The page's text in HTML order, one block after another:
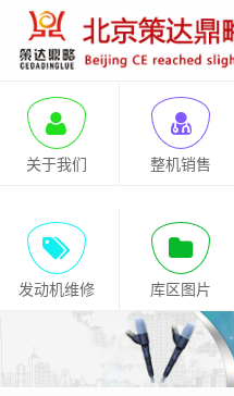
关于我们 整机销售
发动机维修 库区图片